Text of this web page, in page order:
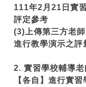
111年2月21日實
評定參考
(3)上傳第三方老
進行教學演示之評
2. 實習學校輔導
【各自】 進行實習